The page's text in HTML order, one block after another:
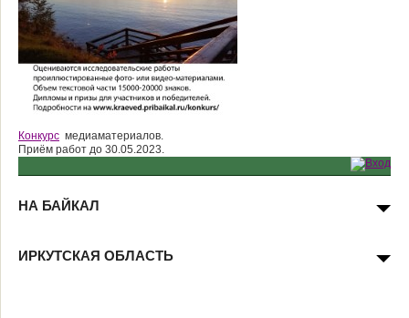
Конкурс медиаматериалов.
Приём работ до 30.05.2023.
НА БАЙКАЛ
ИРКУТСКАЯ ОБЛАСТЬ